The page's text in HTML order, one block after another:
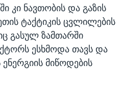
კი ნავთობის და გაზის
ტაქტიკის ცვლილების
გასულ ზამთარში
ესხმოდა თავს და
მიწოდების